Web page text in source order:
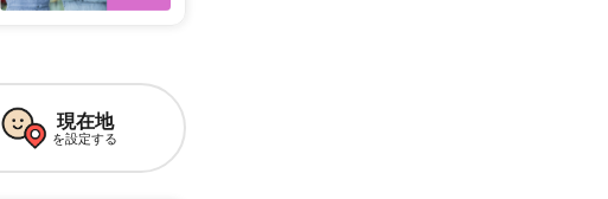
現在地
を設定する